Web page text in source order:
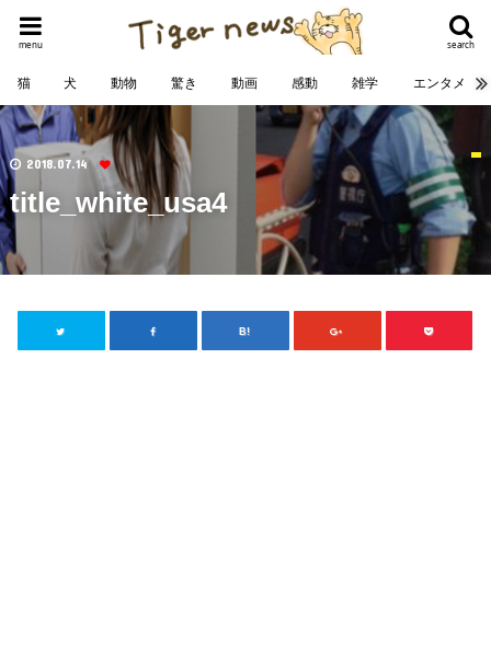
search
menu
猫 犬 動物 驚き 動画 感動 雑学 エンタメ
2018.07.14
title_white_usa4